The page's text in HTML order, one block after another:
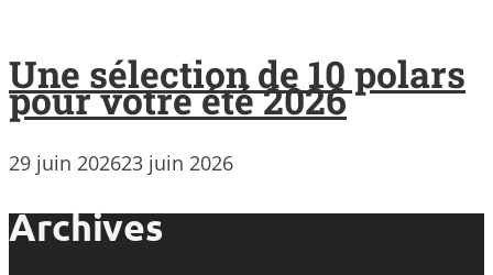
Une sélection de 10 polars
pour votre été 2026
29 juin 202623 juin 2026
Archives